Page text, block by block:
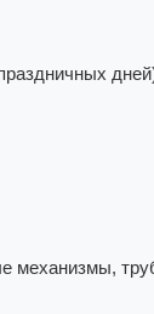
механизмы,